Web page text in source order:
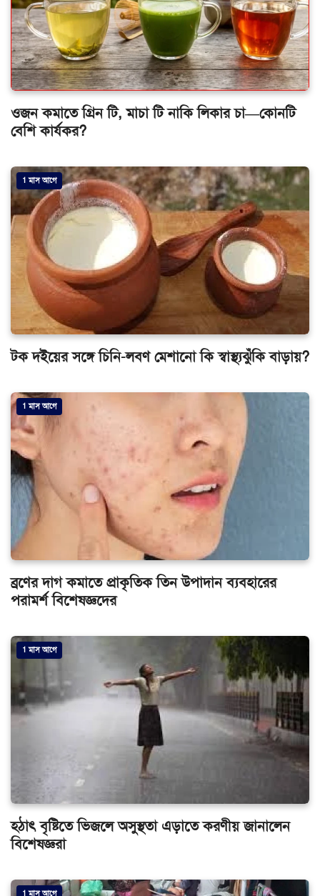
ওজন কমাতে গ্রিন টি, মাচা টি নাকি লিকার চা—কোনটি
বেশি কার্যকর?
1 মাস আগে
টক দইয়ের সঙ্গে চিনি-লবণ মেশানো কি স্বাস্থ্যঝুঁকি বাড়ায়?
1 মাস আগে
ব্রণের দাগ কমাতে প্রাকৃতিক তিন উপাদান ব্যবহারের
পরামর্শ বিশেষজ্ঞদের
1 মাস আগে
হঠাৎ বৃষ্টিতে ভিজলে অসুস্থতা এড়াতে করণীয় জানালেন
বিশেষজ্ঞরা
1 মাস আগে